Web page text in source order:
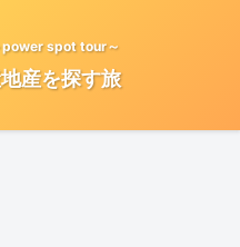
spot tour～
産を探す旅